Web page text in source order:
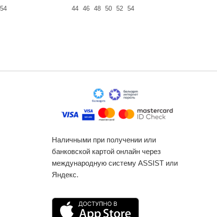
54
44
46 48 50 52 54
Наличными при получении или
банковской картой онлайн через
международную систему ASSIST или
Яндекс.